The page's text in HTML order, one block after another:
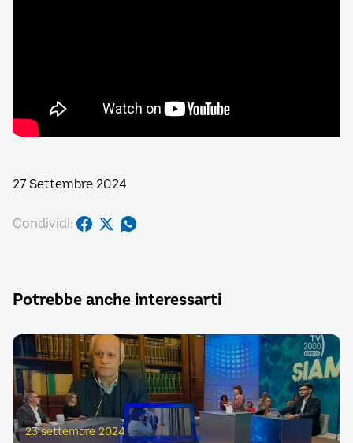
27 Settembre 2024
Condividi:
Potrebbe anche interessarti
23 settembre 2024